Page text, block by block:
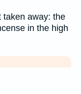
taken away: the
in the high